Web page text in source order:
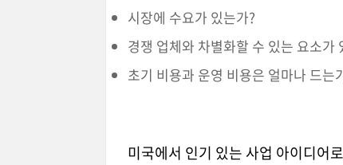
시장에 수요가 있는가?
경쟁 업체와 차별화할 수 있는 요소가
초기 비용과 운영 비용은 얼마나 드는
미국에서 인기 있는 사업 아이디어